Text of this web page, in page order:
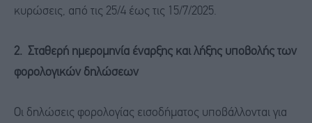
κυρώσεις, από τις 25/4 έως τις 15/7/2025.
2. Σταθερή ημερομηνία έναρξης και λήξης υποβολής των
φορολογικών δηλώσεων
Οι δηλώσεις φορολογίας εισοδήματος υποβάλλονται για